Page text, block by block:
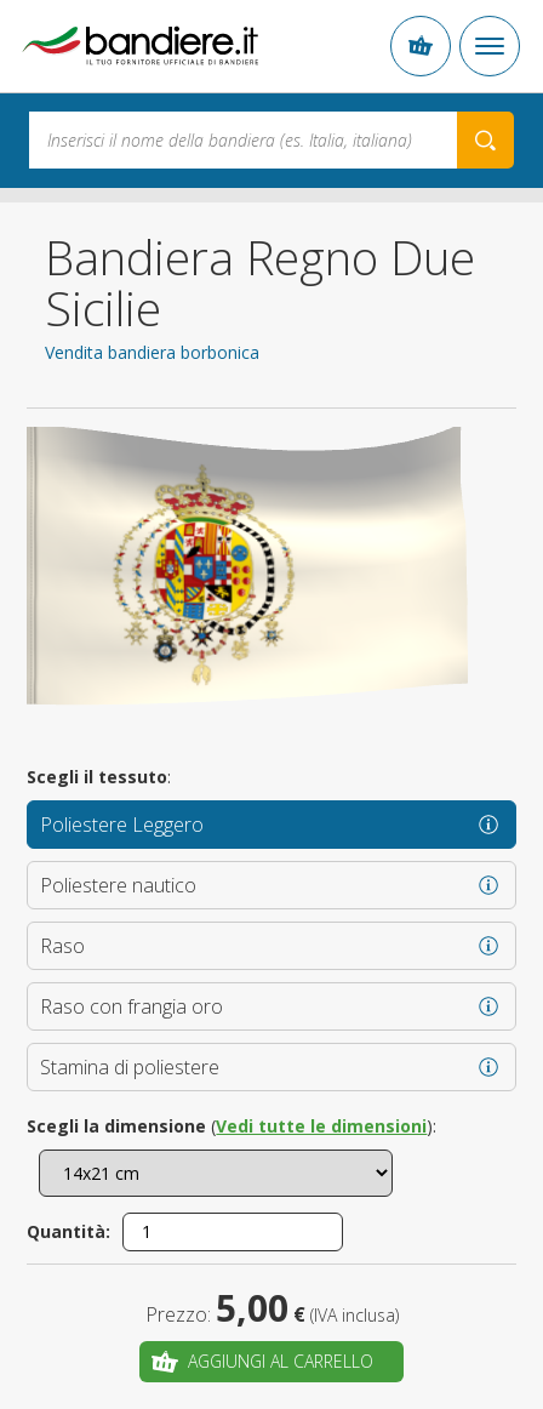
Bandiera Regno Due
Sicilie
Vendita bandiera borbonica
Scegli il tessuto:
Poliestere Leggero
Poliestere nautico
Raso
Raso con frangia oro
Stamina di poliestere
Scegli la dimensione (Vedi tutte le dimensioni):
Quantità:
Prezzo: 5,00 € (IVA inclusa)
AGGIUNGI AL CARRELLO